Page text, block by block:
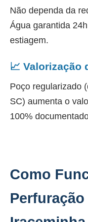
Não dependa da
Água garantida
estiagem.
📈 Valorização
Poço regularizado
SC) aumenta o
100%
Como
Perfuração